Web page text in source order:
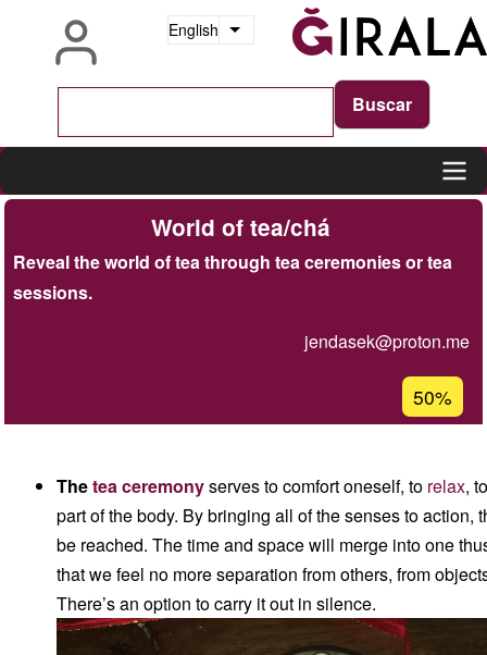
English List additional actions
navigation
World of tea/chá
Reveal the world of tea through tea ceremonies or tea
sessions.
jendasek@proton.me
50%
Theteaceremonyserves to comfort oneself, to relax,
part of the body. By bringing all of the senses to action,
be reached. The time and space will merge into one
that we feel no more separation from others, from
There’s an option to carry it out in silence.